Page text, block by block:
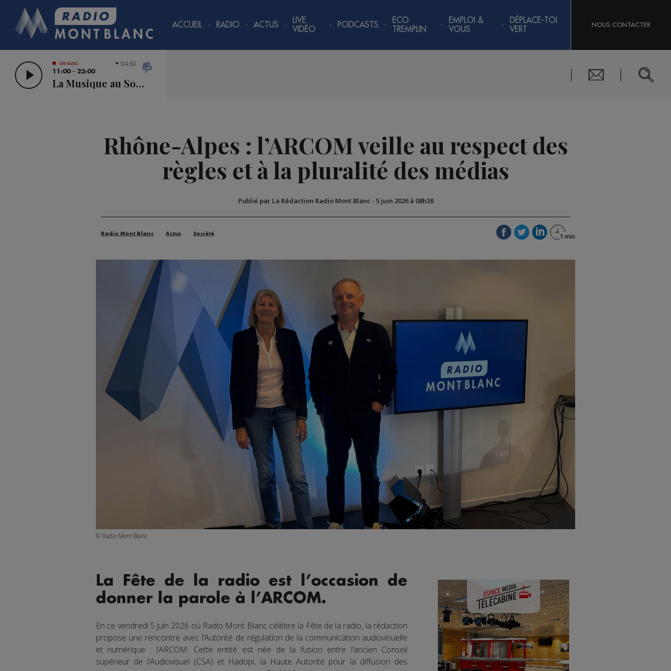
ACCUEIL RADIO ACTUS
LIVE
VIDÉO
PODCASTS
ECO
TREMPLIN
EMPLOI &
VOUS
DÉPLACE-TOI
VERT
NOUS CONTACTER
LIVE RADIO
11:00 - 22:00
La Musique au Sommet
94.60
Rhône-Alpes : l’ARCOM veille au respect des
règles et à la pluralité des médias
Publié par La Rédaction Radio Mont Blanc - 5 juin 2026 à 08h38
Radio Mont Blanc Actus Société
© Radio Mont Blanc
La Fête de la radio est l’occasion de
donner la parole à l’ARCOM.
En ce vendredi 5 juin 2026 où Radio Mont Blanc célèbre la Fête de la radio, la rédaction
propose une rencontre avec l’Autorité de régulation de la communication audiovisuelle
et numérique : l’ARCOM. Cette entité est née de la fusion entre l’ancien Conseil
supérieur de l’Audiovisuel (CSA) et Hadopi, la Haute Autorité pour la diffusion des